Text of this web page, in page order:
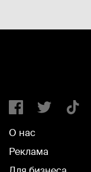
О нас
Реклама